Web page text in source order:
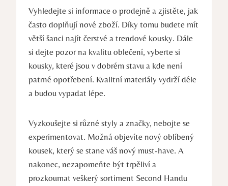
Vyhledejte ‍si informace o prodejně a zjistěte, jak
často doplňují nové zboží. Díky tomu budete mít
větší šanci najít čerstvé a‍ trendové kousky. Dále
si dejte pozor⁤ na kvalitu⁣ oblečení, vyberte si
kousky, které jsou v dobrém stavu a kde není
patrné ⁣opotřebení. Kvalitní materiály⁢ vydrží déle
a‌ budou vypadat lépe.
Vyzkoušejte si různé styly ⁤a značky, ‌nebojte se‍
experimentovat. Možná ⁤objevíte⁤ nový oblíbený
kousek, který se stane váš nový must-have. A
nakonec, nezapomeňte být trpěliví a
prozkoumat veškerý sortiment Second Handu​